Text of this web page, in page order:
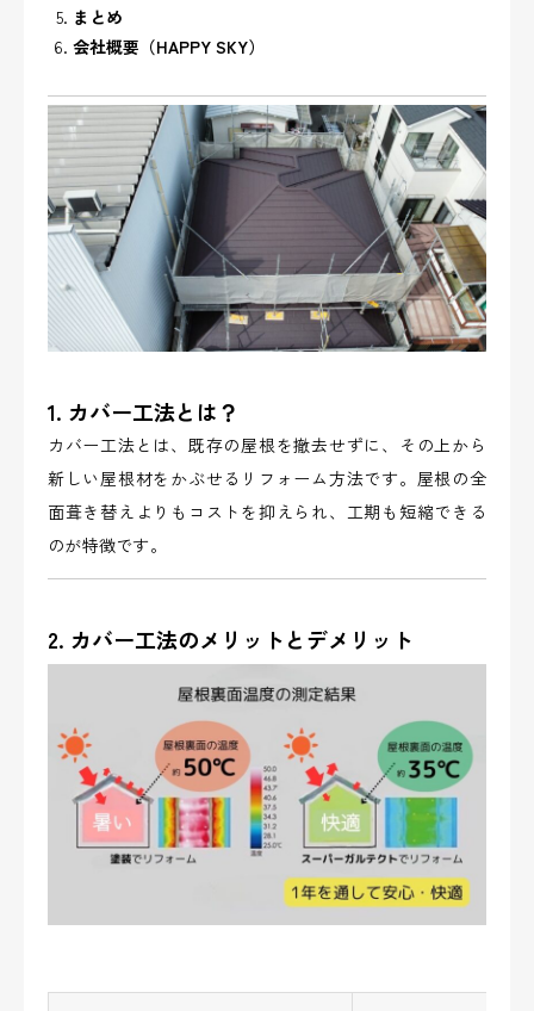
まとめ
会社概要（HAPPY SKY）
1. カバー工法とは？
カバー工法とは、既存の屋根を撤去せずに、その上から
新しい屋根材をかぶせるリフォーム方法です。屋根の全
面葺き替えよりもコストを抑えられ、工期も短縮できる
のが特徴です。
2. カバー工法のメリットとデメリット